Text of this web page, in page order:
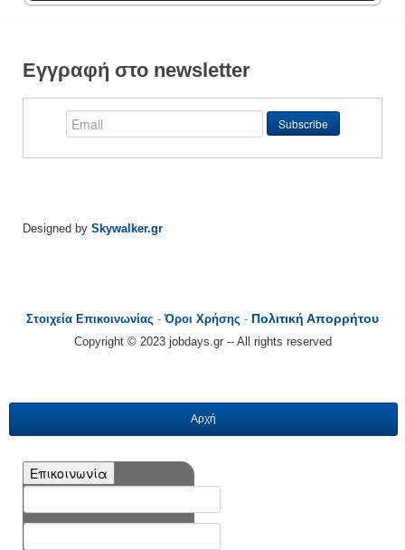
Εγγραφή στο newsletter
Designed by Skywalker.gr
Στοιχεία Επικοινωνίας -Όροι Χρήσης - Πολιτική Απορρήτου
Copyright © 2023 jobdays.gr -- All rights reserved
Αρχή